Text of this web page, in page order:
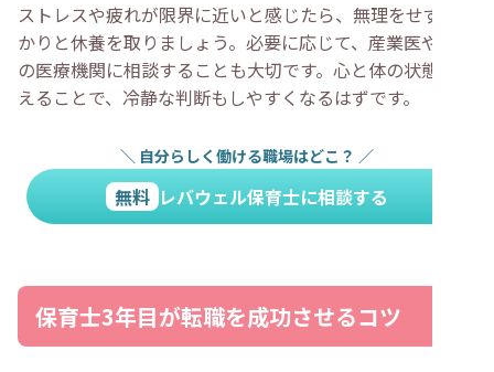
ストレスや疲れが限界に近いと感じたら、無理をせずしっ
かりと休養を取りましょう。必要に応じて、産業医や専門
の医療機関に相談することも大切です。心と体の状態を整
えることで、冷静な判断もしやすくなるはずです。
＼ 自分らしく働ける職場はどこ？ ／
無料 レバウェル保育士に相談する
保育士3年目が転職を成功させるコツ